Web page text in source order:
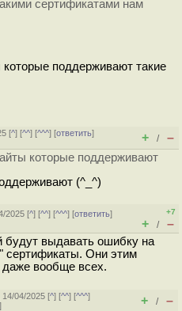
сертификатами нам
поддерживают такие
[^] [^^] [^^^] [ответить]
+ / –
которые поддерживают
(^_^)
2025 [^] [^^] [^^^] [ответить]
+7
+ / –
будут выдавать ошибку на
сертификаты. Они этим
даже вообще всех.
14/04/2025 [^] [^^] [^^^]
] + / –